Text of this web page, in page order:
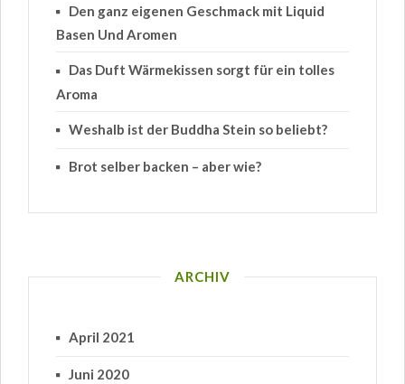
Den ganz eigenen Geschmack mit Liquid
Basen Und Aromen
Das Duft Wärmekissen sorgt für ein tolles
Aroma
Weshalb ist der Buddha Stein so beliebt?
Brot selber backen – aber wie?
ARCHIV
April 2021
Juni 2020